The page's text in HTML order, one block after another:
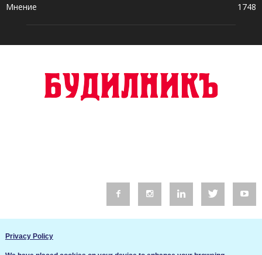
Мнение
1748
Privacy Policy